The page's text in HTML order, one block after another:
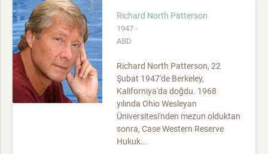
Richard North Patterson
1947 -
ABD
Richard North Patterson, 22
Şubat 1947'de Berkeley,
Kaliforniya'da doğdu. 1968
yılında Ohio Wesleyan
Üniversitesi'nden mezun olduktan
sonra, Case Western Reserve
Hukuk...